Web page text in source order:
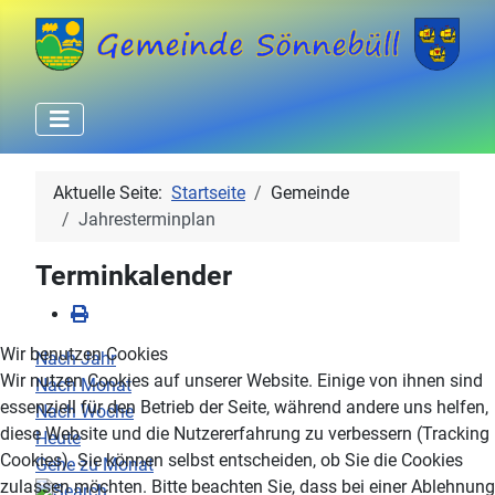
Aktuelle Seite: Startseite
Gemeinde
Jahresterminplan
Terminkalender
Nach Jahr
Nach Monat
Nach Woche
Heute
Gehe zu Monat
Wir benutzen Cookies
Wir nutzen Cookies auf unserer Website. Einige von ihnen sind
essenziell für den Betrieb der Seite, während andere uns helfen,
diese Website und die Nutzererfahrung zu verbessern (Tracking
Cookies). Sie können selbst entscheiden, ob Sie die Cookies
zulassen möchten. Bitte beachten Sie, dass bei einer Ablehnung